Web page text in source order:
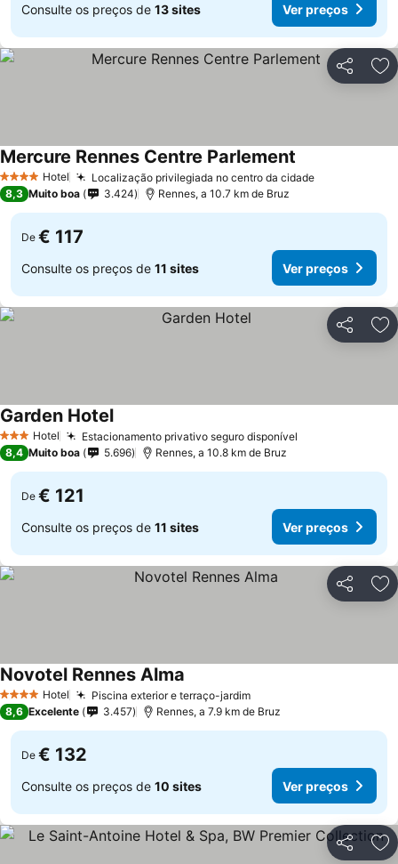
Consulte os preços de 13 sites Ver preços
Partilhar
4 EstrelasHotel Localização privilegiada no centro da cidadeVer preços
Mercure Rennes Centre Parlement
8,3 Muito boa 3.424 Rennes, a 10.7 km de Bruz
De € 117
Consulte os preços de 11 sites Ver preços
Partilhar
3 EstrelasHotel Estacionamento privativo seguro disponível
Garden HotelVer preços
8,4 Muito boa 5.696 Rennes, a 10.8 km de Bruz
De € 121
Consulte os preços de 11 sites Ver preços
Partilhar
4 EstrelasHotel Piscina exterior e terraço-jardimVer preços
Novotel Rennes Alma
8,6 Excelente 3.457 Rennes, a 7.9 km de Bruz
De € 132
Consulte os preços de 10 sites Ver preços
Partilhar